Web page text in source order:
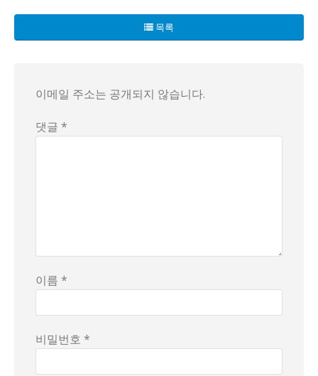
회식은 금요일 점심 시간에 시작된다. 오전 근무 후 12시 반
오늘의 회식은 무려 6시간 이상 지속되었으며, 마지막에는
목록
이메일 주소는 공개되지 않습니다.
댓글 *
이름 *
비밀번호 *